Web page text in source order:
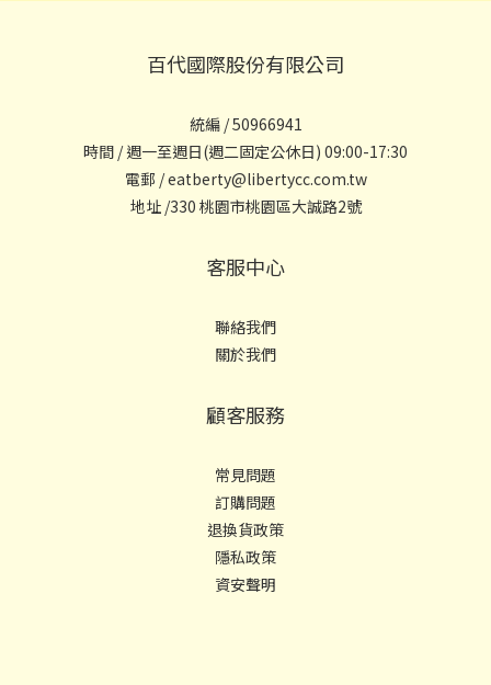
百代國際股份有限公司
統編 / 50966941
時間 / 週一至週日(週二固定公休日) 09:00-17:30
電郵 / eatberty@libertycc.com.tw
地址 /330 桃園市桃園區大誠路2號
客服中心
聯絡我們
關於我們
顧客服務
常見問題
訂購問題
退換貨政策
隱私政策
資安聲明